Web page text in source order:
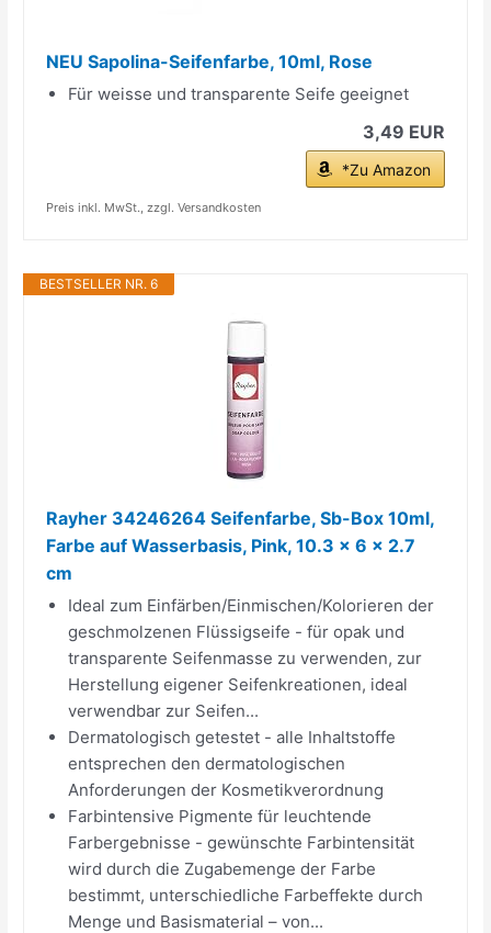
NEU Sapolina-Seifenfarbe, 10ml, Rose
Für weisse und transparente Seife geeignet
3,49 EUR
*Zu Amazon
Preis inkl. MwSt., zzgl. Versandkosten
BESTSELLER NR. 6
Rayher 34246264 Seifenfarbe, Sb-Box 10ml,
Farbe auf Wasserbasis, Pink, 10.3 x 6 x 2.7
cm
Ideal zum Einfärben/Einmischen/Kolorieren der
geschmolzenen Flüssigseife - für opak und
transparente Seifenmasse zu verwenden, zur
Herstellung eigener Seifenkreationen, ideal
verwendbar zur Seifen...
Dermatologisch getestet - alle Inhaltstoffe
entsprechen den dermatologischen
Anforderungen der Kosmetikverordnung
Farbintensive Pigmente für leuchtende
Farbergebnisse - gewünschte Farbintensität
wird durch die Zugabemenge der Farbe
bestimmt, unterschiedliche Farbeffekte durch
Menge und Basismaterial – von...